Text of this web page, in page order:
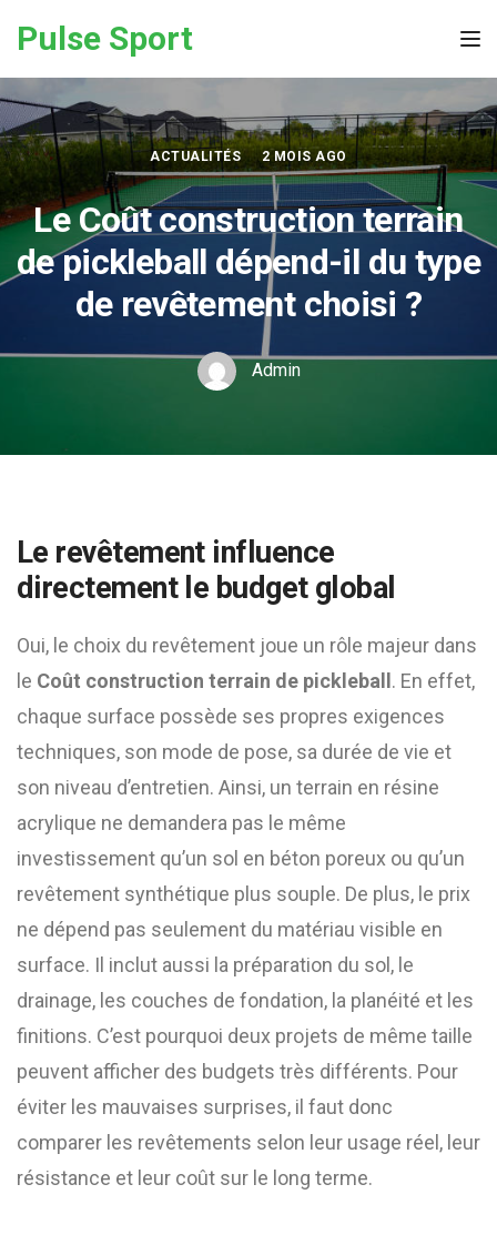
Pulse Sport
ACTUALITÉS 2 MOIS AGO
Le Coût construction terrain
de pickleball dépend-il du type
de revêtement choisi ?
Admin
Le revêtement influence
directement le budget global
Oui, le choix du revêtement joue un rôle majeur dans
le Coût construction terrain de pickleball . En effet,
chaque surface possède ses propres exigences
techniques, son mode de pose, sa durée de vie et
son niveau d’entretien. Ainsi, un terrain en résine
acrylique ne demandera pas le même
investissement qu’un sol en béton poreux ou qu’un
revêtement synthétique plus souple. De plus, le prix
ne dépend pas seulement du matériau visible en
surface. Il inclut aussi la préparation du sol, le
drainage, les couches de fondation, la planéité et les
finitions. C’est pourquoi deux projets de même taille
peuvent afficher des budgets très différents. Pour
éviter les mauvaises surprises, il faut donc
comparer les revêtements selon leur usage réel, leur
résistance et leur coût sur le long terme.